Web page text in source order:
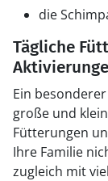
die
Tägliche
Ein
große und
Fütterungen
Ihre Familie
zugleich mit